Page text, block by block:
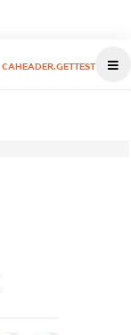
CAHEADER.GETTEST